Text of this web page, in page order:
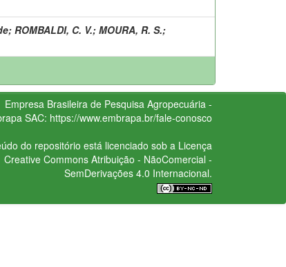
; ROMBALDI, C. V.; MOURA, R. S.;
Empresa Brasileira de Pesquisa Agropecuária -
SAC: https://www.embrapa.br/fale-conosco
do repositório está licenciado sob a Licença
Creative CommonsAtribuição - NãoComercial -
SemDerivações 4.0 Internacional.